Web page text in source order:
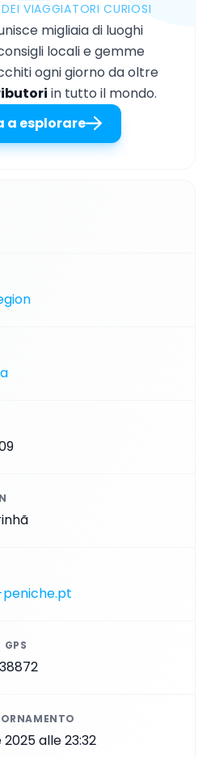
VIAGGIATORI CURIOSI
migliaia di luoghi
locali e gemme
ogni giorno da oltre
in tutto il mondo.
a esplorare
alle 23:32